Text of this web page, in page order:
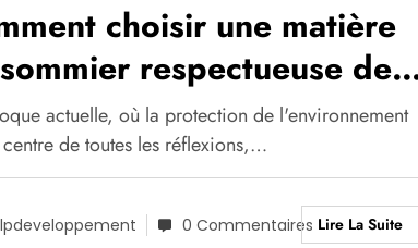
choisir une matière
respectueuse de
?
actuelle, où la protection de l'environnement
centre de toutes les réflexions,…
0 Commentaires Lire La Suite